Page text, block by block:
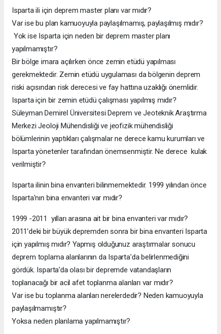
Isparta ili için deprem master planı var mıdır?
Var ise bu plan kamuoyuyla paylaşılmamış, paylaşılmış mıdır?
Yok ise Isparta için neden bir deprem master planı
yapılmamıştır?
Bir bölge imara açılırken önce zemin etüdü yapılması
gerekmektedir. Zemin etüdü uygulaması da bölgenin deprem
riski açısından risk derecesi ve fay hattına uzaklığı önemlidir.
Isparta için bir zemin etüdü çalışması yapılmış mıdır?
Süleyman Demirel Üniversitesi Deprem ve Jeoteknik Araştırma
Merkezi Jeoloji Mühendisliği ve jeofizik mühendisliği
bölümlerinin yaptıkları çalışmalar ne derece kamu kurumları ve
Isparta yönetenler tarafından önemsenmiştir. Ne derece kulak
verilmiştir?
Isparta ilinin bina envanteri bilinmemektedir. 1999 yılından önce
Isparta'nın bina envanteri var mıdır?
1999 -2011 yılları arasına ait bir bina envanteri var mıdır?
2011’deki bir büyük depremden sonra bir bina envanteri Isparta
için yapılmış mıdır? Yapmış olduğunuz araştırmalar sonucu
deprem toplama alanlarının da Isparta'da belirlenmediğini
gördük. Isparta'da olası bir depremde vatandaşların
toplanacağı bir acil afet toplanma alanları var mıdır?
Var ise bu toplanma alanları nerelerdedir? Neden kamuoyuyla
paylaşılmamıştır?
Yoksa neden planlama yapılmamıştır?